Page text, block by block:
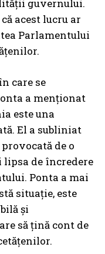
guvernului.
acest lucru ar
Parlamentului
care se
a menționat
este una
El a subliniat
de o
lipsa de încredere
Ponta a mai
situație, este
și
să țină cont de